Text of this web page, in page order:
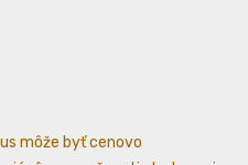
môže byť cenovo